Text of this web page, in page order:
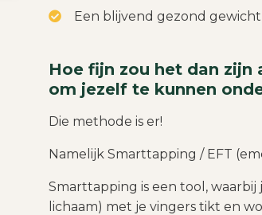
Een blijvend gezond
Hoe fijn zou het dan zijn
om jezelf te kunnen
Die methode is er!
Namelijk Smarttapping / EFT
Smarttapping is een tool,
lichaam) met je vingers tikt en